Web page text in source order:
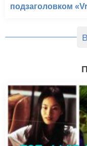
подзаголовком